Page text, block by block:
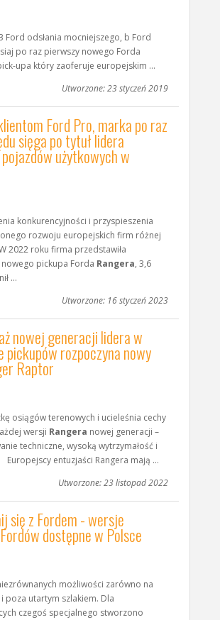
Ford odsłania mocniejszego, b Ford
po raz pierwszy nowego Forda
upa który zaoferuje europejskim ...
Utworzone: 23 styczeń 2019
Ford Pro, marka po raz
sięga po tytuł lidera
użytkowych w
konkurencyjności i przyspieszenia
rozwoju europejskich firm różnej
2022 roku firma przedstawiła
pickupa Forda Rangera, 3,6
...
Utworzone: 16 styczeń 2023
nowej generacji lidera w
pickupów rozpoczyna nowy
Raptor
osiągów terenowych i ucieleśnia cechy
wersji Rangera nowej generacji –
techniczne, wysoką wytrzymałość i
entuzjaści Rangera mają ...
Utworzone: 23 listopad 2022
się z Fordem - wersje
dostępne w Polsce
możliwości zarówno na
poza utartym szlakiem. Dla
czegoś specjalnego stworzono